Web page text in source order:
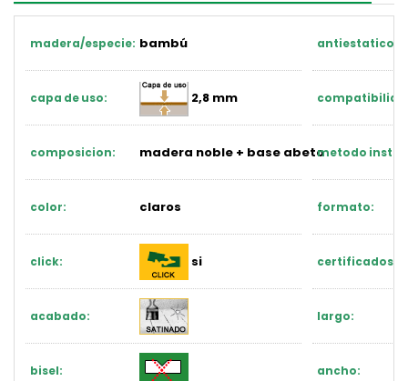
madera/especie: bambú
capa de uso: 2,8 mm
composicion: madera noble + base abeto
color: claros
click: si
acabado:
bisel:
antiestatico:
metodo
formato:
certificados:
largo:
ancho: